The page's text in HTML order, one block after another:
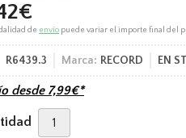
€
de envío puede variar el importe final del
R6439.3 Marca: RECORD EN
desde 7,99€*